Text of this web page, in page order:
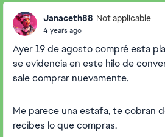
Janaceth88 Not applicable
4 years ago
Ayer 19 de agosto compré esta
se evidencia en este hilo de
sale comprar nuevamente.
Me parece una estafa, te cobran
recibes lo que compras.